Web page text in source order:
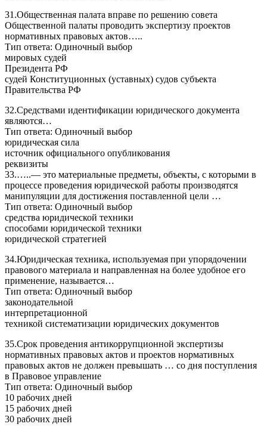
31.Общественная палата вправе по решению совета
Общественной палаты проводить экспертизу проектов
нормативных правовых актов…..
Тип ответа: Одиночный выбор
мировых судей
Президента РФ
судей Конституционных (уставных) судов субъекта
Правительства РФ
32.Средствами идентификации юридического документа
являются…
Тип ответа: Одиночный выбор
юридическая сила
источник официального опубликования
реквизиты
33.…..— это материальные предметы, объекты, с которыми в
процессе проведения юридической работы производятся
манипуляции для достижения поставленной цели …
Тип ответа: Одиночный выбор
средства юридической техники
способами юридической техники
юридической стратегией
34.Юридическая техника, используемая при упорядочении
правового материала и направленная на более удобное его
применение, называется…
Тип ответа: Одиночный выбор
законодательной
интерпретационной
техникой систематизации юридических документов
35.Срок проведения антикоррупционной экспертизы
нормативных правовых актов и проектов нормативных
правовых актов не должен превышать … со дня поступления
в Правовое управление
Тип ответа: Одиночный выбор
10 рабочих дней
15 рабочих дней
30 рабочих дней